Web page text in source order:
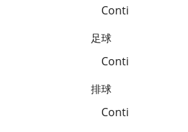
Conti
足球
Conti
排球
Conti